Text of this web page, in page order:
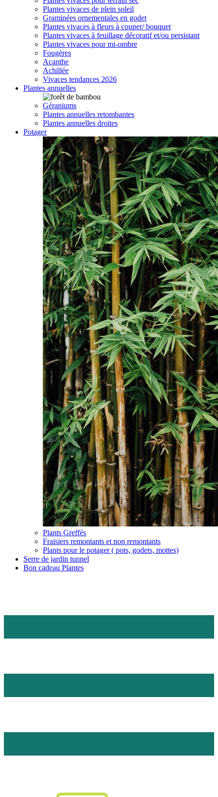
Plantes vivaces de plein soleil
Graminées ornementales en godet
Plantes vivaces à fleurs à couper/ bouquet
Plantes vivaces à feuillage décoratif et/ou persistant
Plantes vivaces pour mi-ombre
Fougères
Acanthe
Achillée
Vivaces tendances 2026
Plantes annuelles
Géraniums
Plantes annuelles retombantes
Plantes annuelles droites
Potager
Plants Greffés
Fraisiers remontants et non remontants
Plants pour le potager ( pots, godets, mottes)
Serre de jardin tunnel
Bon cadeau Plantes